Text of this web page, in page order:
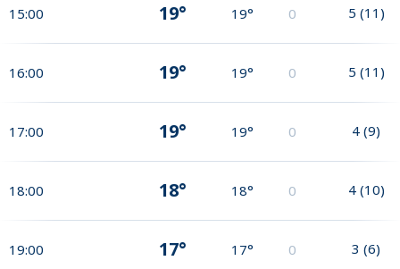
15:00 19° 19° 0 5 (11)
16:00 19° 19° 0 5 (11)
17:00 19° 19° 0 4 (9)
18:00 18° 18° 0 4 (10)
19:00 17° 17° 0 3 (6)